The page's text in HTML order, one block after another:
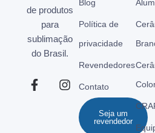
de produtos
para
sublimação
do Brasil.
Blog
Política de
privacidade
Revendedores
Contato
Seja um
revendedor